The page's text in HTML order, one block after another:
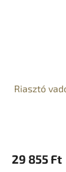
Riasztó
29 855 Ft